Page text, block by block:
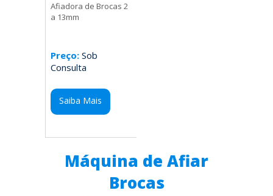
Afiadora de Brocas 2
a 13mm
Preço: Sob
Consulta
Saiba Mais
Máquina de Afiar
Brocas